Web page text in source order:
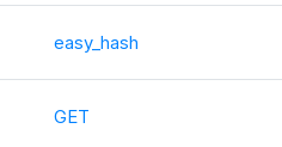
easy_hash
GET